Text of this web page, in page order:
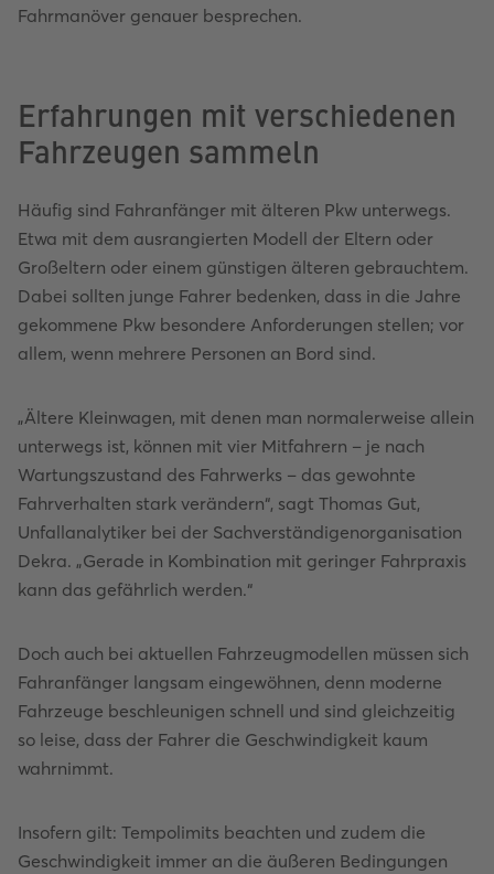
Fahrmanöver genauer besprechen.
Erfahrungen mit verschiedenen
Fahrzeugen sammeln
Häufig sind Fahranfänger mit älteren Pkw unterwegs.
Etwa mit dem ausrangierten Modell der Eltern oder
Großeltern oder einem günstigen älteren gebrauchtem.
Dabei sollten junge Fahrer bedenken, dass in die Jahre
gekommene Pkw besondere Anforderungen stellen; vor
allem, wenn mehrere Personen an Bord sind.
„Ältere Kleinwagen, mit denen man normalerweise allein
unterwegs ist, können mit vier Mitfahrern – je nach
Wartungszustand des Fahrwerks – das gewohnte
Fahrverhalten stark verändern“, sagt Thomas Gut,
Unfallanalytiker bei der Sachverständigenorganisation
Dekra. „Gerade in Kombination mit geringer Fahrpraxis
kann das gefährlich werden.“
Doch auch bei aktuellen Fahrzeugmodellen müssen sich
Fahranfänger langsam eingewöhnen, denn moderne
Fahrzeuge beschleunigen schnell und sind gleichzeitig
so leise, dass der Fahrer die Geschwindigkeit kaum
wahrnimmt.
Insofern gilt: Tempolimits beachten und zudem die
Geschwindigkeit immer an die äußeren Bedingungen